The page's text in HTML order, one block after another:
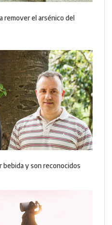
remover el arsénico del
bebida y son reconocidos